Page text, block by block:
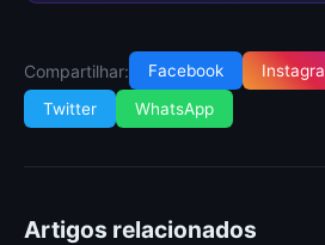
Compartilhar: Facebook
Twitter
WhatsApp
Artigos relacionados